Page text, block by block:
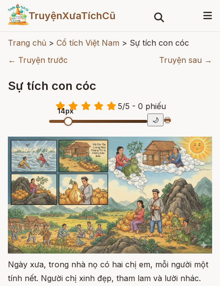
TruyệnXưaTíchCũ
Trang chủ > Cổ tích Việt Nam > Sự tích con cóc
← Truyện trước
Truyện sau →
Sự tích con cóc
5/5 - 0 phiếu
14px
🌙 🖶
Ngày xưa, trong nhà nọ có hai chị em, mỗi người một
tính nết. Người chị xinh đẹp, tham lam và lười nhác.